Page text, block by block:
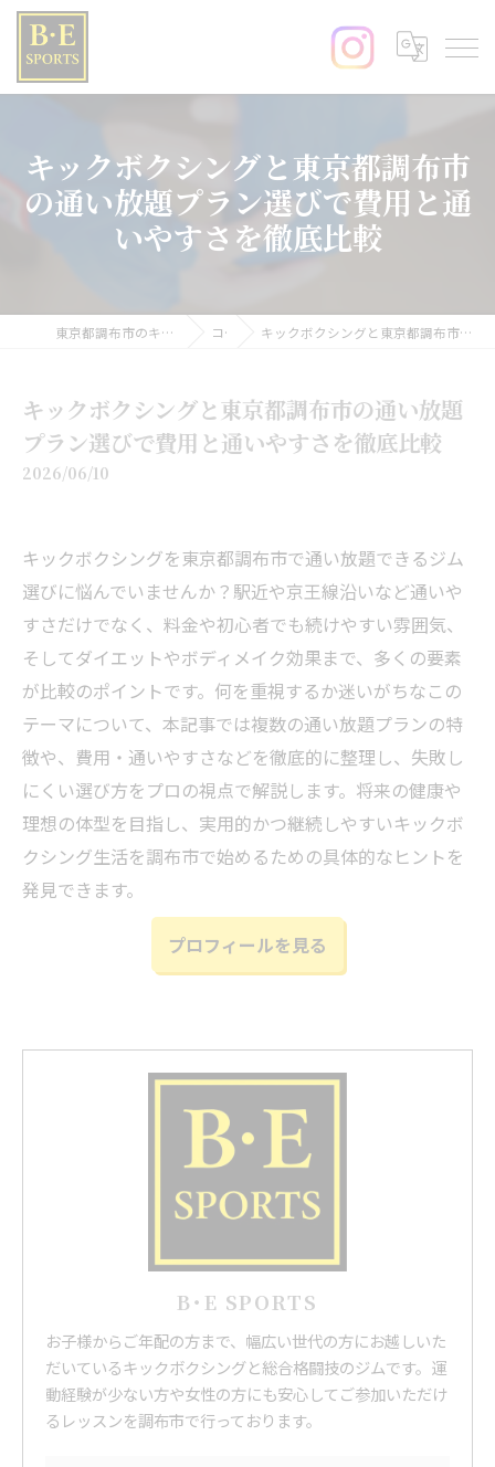
キックボクシングと東京都調布市
の通い放題プラン選びで費用と通
いやすさを徹底比較
東京都調布市のキックボクシングならB･E SPORTS コラム キックボクシングと東京都調布市の通い放題プラン選びで費用と通いやすさを徹底比較
キックボクシングと東京都調布市の通い放題
プラン選びで費用と通いやすさを徹底比較
2026/06/10
キックボクシングを東京都調布市で通い放題できるジム
選びに悩んでいませんか？駅近や京王線沿いなど通いや
すさだけでなく、料金や初心者でも続けやすい雰囲気、
そしてダイエットやボディメイク効果まで、多くの要素
が比較のポイントです。何を重視するか迷いがちなこの
テーマについて、本記事では複数の通い放題プランの特
徴や、費用・通いやすさなどを徹底的に整理し、失敗し
にくい選び方をプロの視点で解説します。将来の健康や
理想の体型を目指し、実用的かつ継続しやすいキックボ
クシング生活を調布市で始めるための具体的なヒントを
発見できます。
プロフィールを見る
B･E SPORTS
お子様からご年配の方まで、幅広い世代の方にお越しいた
だいているキックボクシングと総合格闘技のジムです。運
動経験が少ない方や女性の方にも安心してご参加いただけ
るレッスンを調布市で行っております。